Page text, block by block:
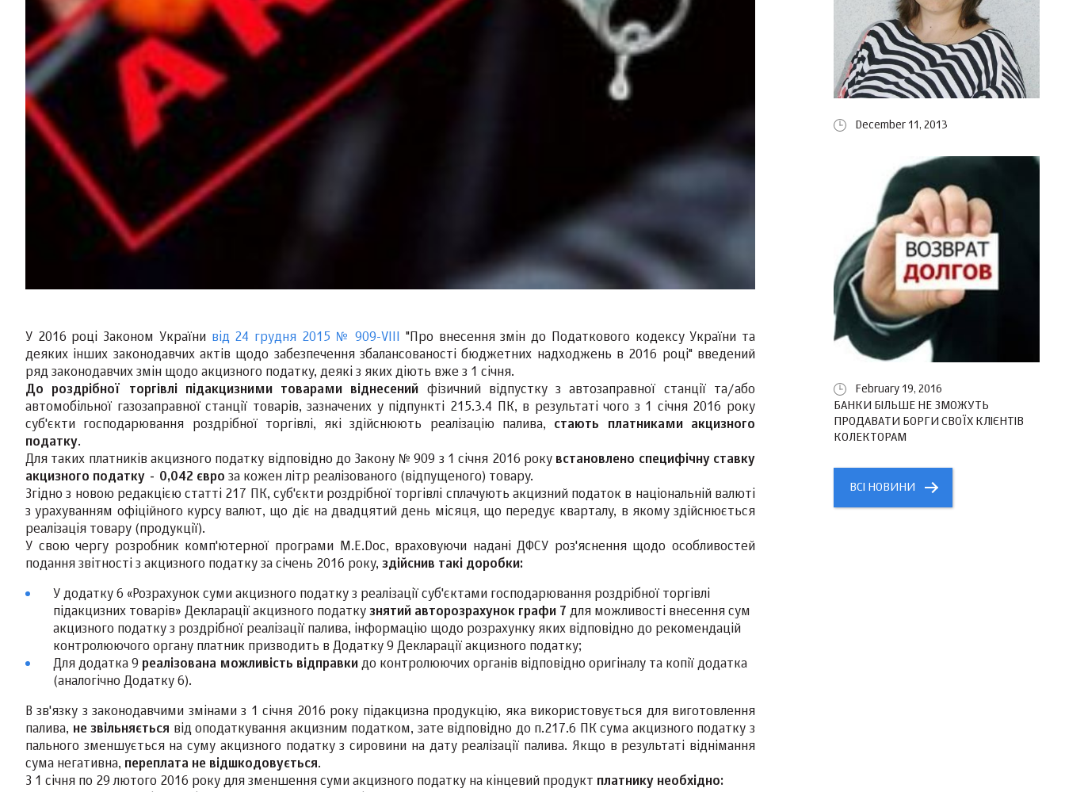
У 2016 році Законом України від 24 грудня 2015 № 909-VIII
"Про внесення змін до Податкового кодексу України та
деяких інших законодавчих актів щодо забезпечення збалансованості бюджетних надходжень в 2016 році" введений
ряд законодавчих змін щодо акцизного податку, деякі з яких діють вже з 1 cічня.
До роздрібної торгівлі підакцизними товарами віднесений фізичний відпустку з автозаправної станції та/або
автомобільної газозаправної станції товарів, зазначених у підпункті 215.3.4 ПК, в результаті чого з 1 січня 2016 року
суб'єкти господарювання роздрібної торгівлі, які здійснюють реалізацію палива, стають платниками акцизного
податку.
Для таких платників акцизного податку відповідно до Закону № 909 з 1 січня 2016 року встановлено специфічну ставку
акцизного податку - 0,042 євро за кожен літр реалізованого (відпущеного) товару.
Згідно з новою редакцією статті 217 ПК, суб'єкти роздрібної торгівлі сплачують акцизний податок в національній валюті
з урахуванням офіційного курсу валют, що діє на двадцятий день місяця, що передує кварталу, в якому здійснюється
реалізація товару (продукції).
У свою чергу розробник комп'ютерної програми M.E.Doc, враховуючи надані ДФСУ роз'яснення щодо особливостей
подання звітності з акцизного податку за січень 2016 року, здійснив такі доробки:
У додатку 6 «Розрахунок суми акцизного податку з реалізації суб'єктами господарювання роздрібної торгівлі
підакцизних товарів» Декларації акцизного податку знятий авторозрахунок графи 7 для можливості внесення сум
акцизного податку з роздрібної реалізації палива, інформацію щодо розрахунку яких відповідно до рекомендацій
контролюючого органу платник призводить в Додатку 9 Декларації акцизного податку;
Для додатка 9 реалізована можливість відправки до контролюючих органів відповідно оригіналу та копії додатка
(аналогічно Додатку 6).
В зв'язку з законодавчими змінами з 1 січня 2016 року підакцизна продукцію, яка використовується для виготовлення
палива, не звільняється від оподаткування акцизним податком, зате відповідно до п.217.6 ПК сума акцизного податку з
пального зменшується на суму акцизного податку з сировини на дату реалізації палива. Якщо в результаті віднімання
сума негативна, переплата не відшкодовується.
З 1 січня по 29 лютого 2016 року для зменшення суми акцизного податку на кінцевий продукт платнику необхідно:
December 11, 2013
February 19, 2016
БАНКИ БІЛЬШЕ НЕ ЗМОЖУТЬ
ПРОДАВАТИ БОРГИ СВОЇХ КЛІЄНТІВ
КОЛЕКТОРАМ
ВСІ НОВИНИ